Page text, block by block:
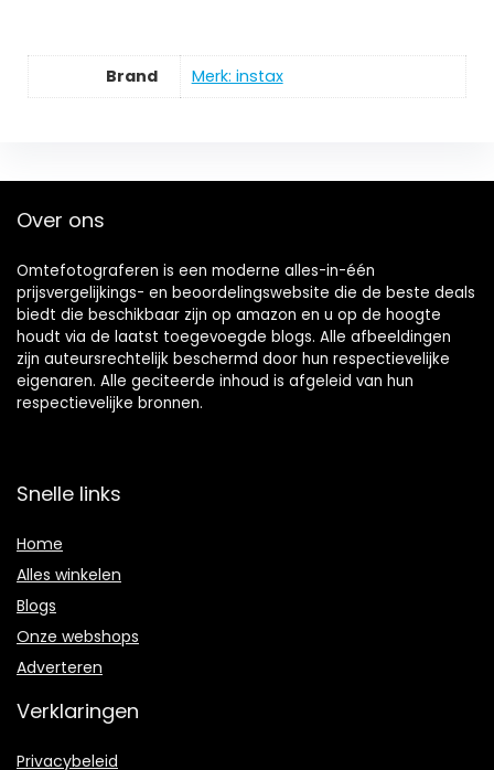
Brand Merk: instax
Over ons
Omtefotograferen is een moderne alles-in-één
prijsvergelijkings- en beoordelingswebsite die de beste deals
biedt die beschikbaar zijn op amazon en u op de hoogte
houdt via de laatst toegevoegde blogs. Alle afbeeldingen
zijn auteursrechtelijk beschermd door hun respectievelijke
eigenaren. Alle geciteerde inhoud is afgeleid van hun
respectievelijke bronnen.
Snelle links
Home
Alles winkelen
Blogs
Onze webshops
Adverteren
Verklaringen
Privacybeleid